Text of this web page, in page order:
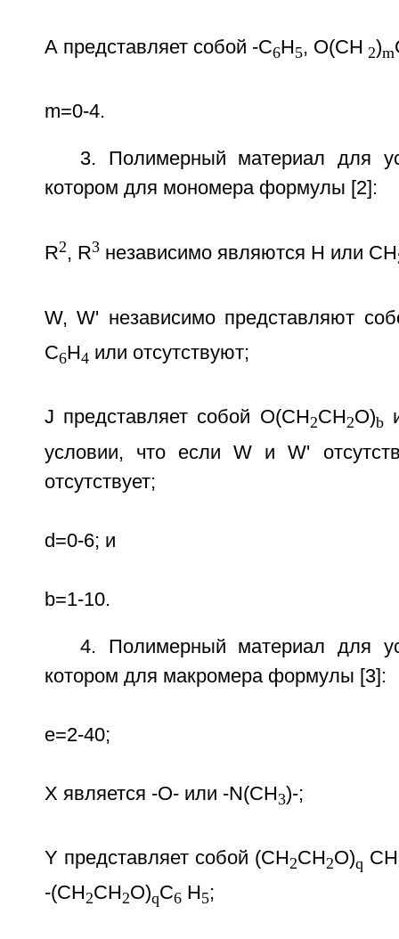
А представляет собой -С6Н5, O(СН 2)m
m=0-4.
3. Полимерный материал для
котором для мономера формулы [2]:
R2, R3независимо являются Н или СН
W, W' независимо представляют
C6H4 или отсутствуют;
J представляет собой O(СН2СН2О)b
условии, что если W и W'
отсутствует;
d=0-6; и
b=1-10.
4. Полимерный материал для
котором для макромера формулы [3]:
е=2-40;
Х является -O- или -N(СН3)-;
Y представляет собой (СH2СН2O)q СН
-(CH2CH2O)qC6 H5;